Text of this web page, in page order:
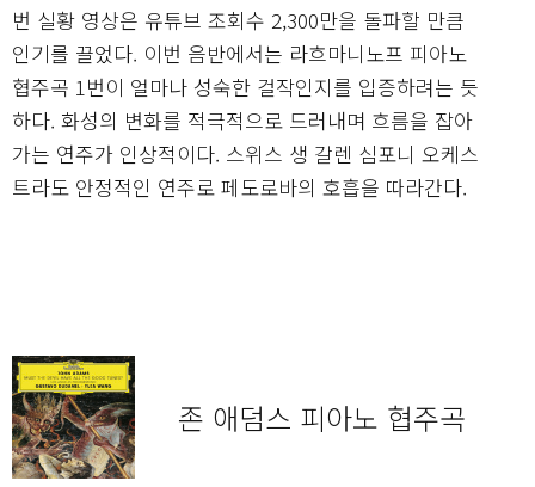
번 실황 영상은 유튜브 조회수 2,300만을 돌파할 만큼
인기를 끌었다. 이번 음반에서는 라흐마니노프 피아노
협주곡 1번이 얼마나 성숙한 걸작인지를 입증하려는 듯
하다. 화성의 변화를 적극적으로 드러내며 흐름을 잡아
가는 연주가 인상적이다. 스위스 생 갈렌 심포니 오케스
트라도 안정적인 연주로 페도로바의 호흡을 따라간다.
존 애덤스 피아노 협주곡